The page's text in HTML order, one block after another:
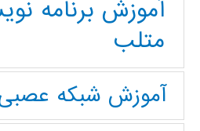
آموزش برنامه
متلب
آموزش شبکه